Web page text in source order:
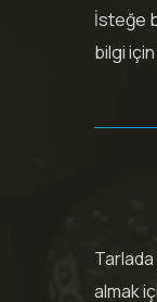
İsteğe
bilgi
almak